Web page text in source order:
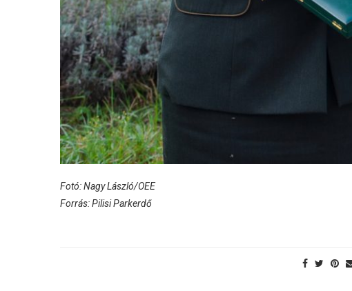
Fotó: Nagy László/OEE
Forrás: Pilisi Parkerdő